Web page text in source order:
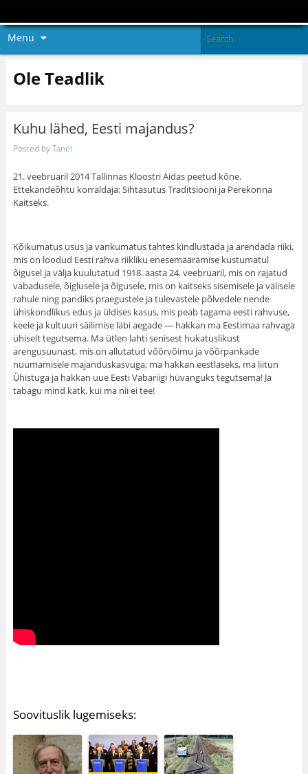
Menu
Ole Teadlik
Kuhu lähed, Eesti majandus?
Posted byTanel
21. veebruaril 2014 Tallinnas Kloostri Aidas peetud kõne.
Ettekandeõhtu korraldaja: Sihtasutus Traditsiooni ja Perekonna
Kaitseks.
Kõikumatus usus ja vankumatus tahtes kindlustada ja arendada riiki,
mis on loodud Eesti rahva riikliku enesemääramise kustumatul
õigusel ja välja kuulutatud 1918. aasta 24. veebruaril, mis on rajatud
vabadusele, õiglusele ja õigusele, mis on kaitseks sisemisele ja välisele
rahule ning pandiks praegustele ja tulevastele põlvedele nende
ühiskondlikus edus ja üldises kasus, mis peab tagama eesti rahvuse,
keele ja kultuuri säilimise läbi aegade — hakkan ma Eestimaa rahvaga
ühiselt tegutsema. Ma ütlen lahti senisest hukatuslikust
arengusuunast, mis on allutatud võõrvõimu ja võõrpankade
nuumamisele majanduskasvuga; ma hakkan eestlaseks, ma liitun
Ühistuga ja hakkan uue Eesti Vabariigi hüvanguks tegutsema! Ja
tabagu mind katk, kui ma nii ei tee!
Soovituslik lugemiseks: